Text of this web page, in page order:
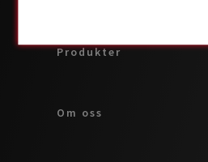
Produkter
Om oss